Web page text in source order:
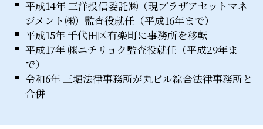
平成14年 三洋投信委託㈱（現プラザアセットマネ
ジメント㈱）監査役就任（平成16年まで）
平成15年 千代田区有楽町に事務所を移転
平成17年 ㈱ニチリョク監査役就任（平成29年ま
で）
令和6年 三堀法律事務所が丸ビル綜合法律事務所と
合併